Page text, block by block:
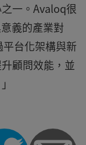
一。Avaloq很
義的產業對
台化架構與新
顧問效能，並